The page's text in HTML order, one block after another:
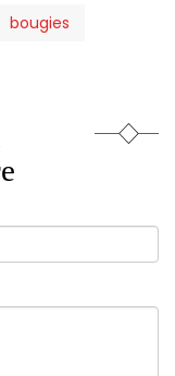
bougies